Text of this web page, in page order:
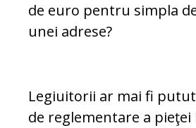
de euro pentru simpla
unei adrese?
Legiuitorii ar mai fi
de reglementare a